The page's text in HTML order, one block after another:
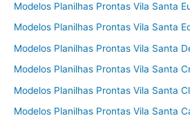
Modelos Planilhas Prontas Vila Santa
Modelos Planilhas Prontas Vila Santa
Modelos Planilhas Prontas Vila Santa
Modelos Planilhas Prontas Vila Santa
Modelos Planilhas Prontas Vila Santa
Modelos Planilhas Prontas Vila Santa